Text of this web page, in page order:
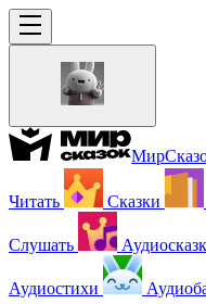
Читать Сказки
Слушать
Аудиостихи